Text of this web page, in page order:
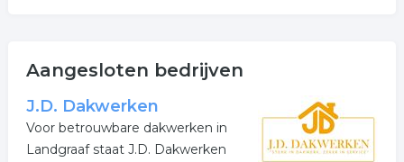
Aangesloten bedrijven
J.D. Dakwerken
Voor betrouwbare dakwerken in
Landgraaf staat J.D. Dakwerken